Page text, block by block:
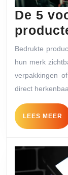
De 5
Bedrukte
hun merk
verpakkingen
direct
LEES MEER